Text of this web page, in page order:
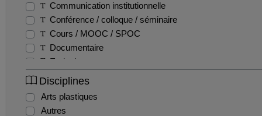
Communication institutionnelle
Conférence / colloque / séminaire
Cours / MOOC / SPOC
Documentaire
Emission
Entretien / Témoignage / Retour d'expérience
Fiction
Film pédagogique
Disciplines
Arts plastiques
Autres